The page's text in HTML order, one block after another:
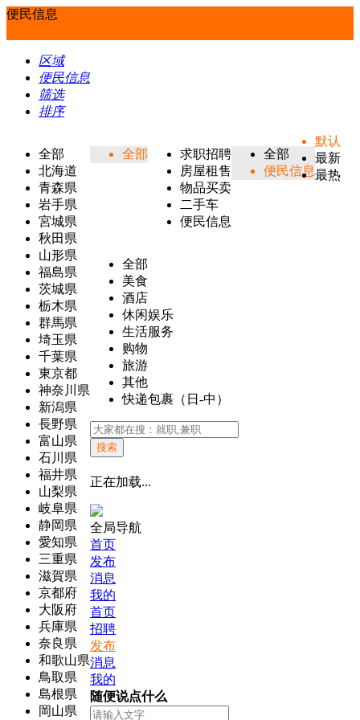
便民信息
区域
便民信息
筛选
排序
全部
北海道
青森県
岩手県
宮城県
秋田県
山形県
福島県
茨城県
栃木県
群馬県
埼玉県
千葉県
東京都
神奈川県
新潟県
長野県
富山県
石川県
福井県
山梨県
岐阜県
静岡県
愛知県
三重県
滋賀県
京都府
大阪府
兵庫県
奈良県
和歌山県
鳥取県
島根県
岡山県
全部
求职招聘
房屋租售
物品买卖
二手车
便民信息
全部
便民信息
全部
美食
酒店
休闲娱乐
生活服务
购物
旅游
其他
快递包裹（日-中）
默认
最新
最热
搜索
正在加载...
全局导航
首页
发布
消息
我的
首页
招聘
发布
消息
我的
随便说点什么